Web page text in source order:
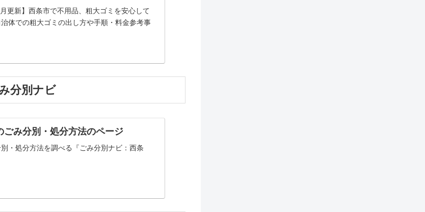
更新】西条市で不用品、粗大ゴミを安心して
体での粗大ゴミの出し方や手順・料金参考事
分別ナビ
ごみ分別・処分方法のページ
・処分方法を調べる『ごみ分別ナビ：西条